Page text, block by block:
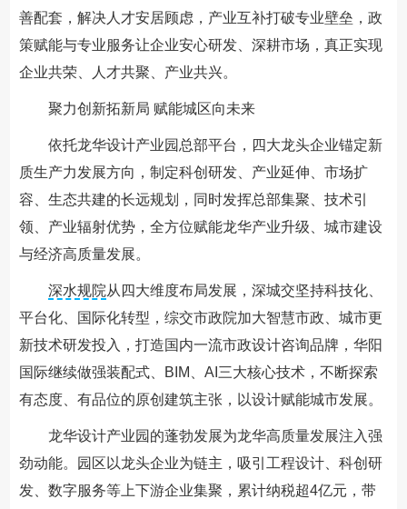
善配套，解决人才安居顾虑，产业互补打破专业壁垒，政
策赋能与专业服务让企业安心研发、深耕市场，真正实现
企业共荣、人才共聚、产业共兴。
聚力创新拓新局 赋能城区向未来
依托龙华设计产业园总部平台，四大龙头企业锚定新
质生产力发展方向，制定科创研发、产业延伸、市场扩
容、生态共建的长远规划，同时发挥总部集聚、技术引
领、产业辐射优势，全方位赋能龙华产业升级、城市建设
与经济高质量发展。
深水规院从四大维度布局发展，深城交坚持科技化、
平台化、国际化转型，综交市政院加大智慧市政、城市更
新技术研发投入，打造国内一流市政设计咨询品牌，华阳
国际继续做强装配式、BIM、AI三大核心技术，不断探索
有态度、有品位的原创建筑主张，以设计赋能城市发展。
龙华设计产业园的蓬勃发展为龙华高质量发展注入强
劲动能。园区以龙头企业为链主，吸引工程设计、科创研
发、数字服务等上下游企业集聚，累计纳税超4亿元，带